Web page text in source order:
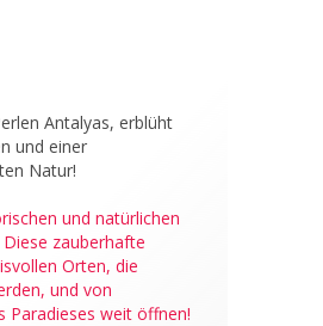
Antalyas, erblüht
und einer
Natur!
und natürlichen
zauberhafte
Orten, die
und von
Paradieses weit öffnen!